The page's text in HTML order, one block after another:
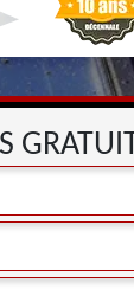
GRATUIT